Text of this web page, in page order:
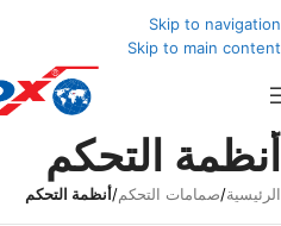
Skip to navigation
Skip to main content
أنظمة التحكم
الرئيسية/صمامات التحكم/أنظمة التحكم